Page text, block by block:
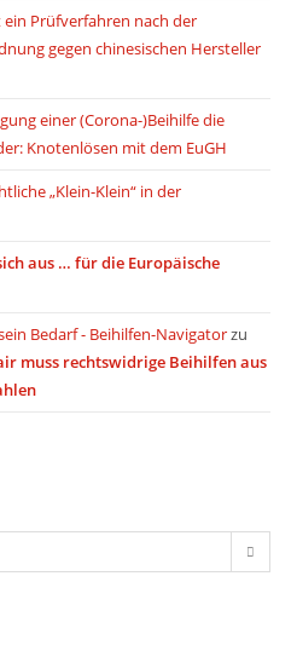
Prüfverfahren nach der
gegen chinesischen Hersteller
einer (Corona-)Beihilfe die
Knotenlösen mit dem EuGH
„Klein-Klein“ in der
aus … für die Europäische
Bedarf - Beihilfen-Navigatorzu
muss rechtswidrige Beihilfen aus